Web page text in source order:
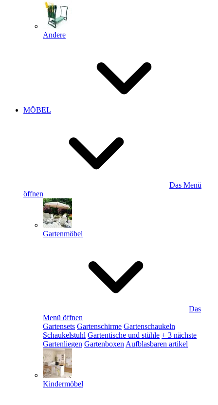
Andere
MÖBEL
Das Menü
öffnen
Gartenmöbel
Das
Menü öffnen
Gartensets Gartenschirme Gartenschaukeln
Schaukelstuhl Gartentische und stühle + 3 nächste
Gartenliegen Gartenboxen Aufblasbaren artikel
Kindermöbel